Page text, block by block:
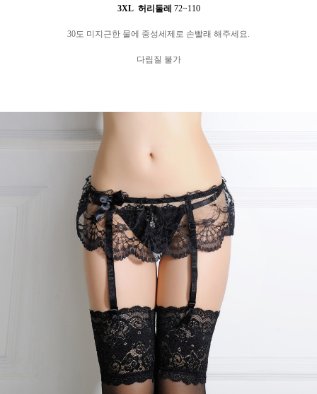
3XL 허리둘레 72~110
30도 미지근한 물에 중성세제로 손빨래 해주세요.
다림질 불가